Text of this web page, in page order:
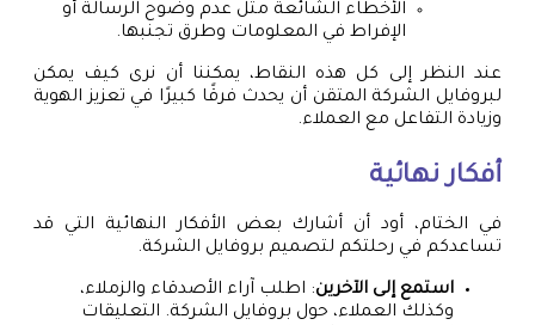
الأخطاء الشائعة مثل عدم وضوح الرسالة أو
الإفراط في المعلومات وطرق تجنبها.
عند النظر إلى كل هذه النقاط، يمكننا أن نرى كيف يمكن
لبروفايل الشركة المتقن أن يحدث فرقًا كبيرًا في تعزيز الهوية
وزيادة التفاعل مع العملاء.
أفكار نهائية
في الختام، أود أن أشارك بعض الأفكار النهائية التي قد
تساعدكم في رحلتكم لتصميم بروفايل الشركة.
استمع إلى الآخرين: اطلب آراء الأصدقاء والزملاء،
وكذلك العملاء، حول بروفايل الشركة. التعليقات